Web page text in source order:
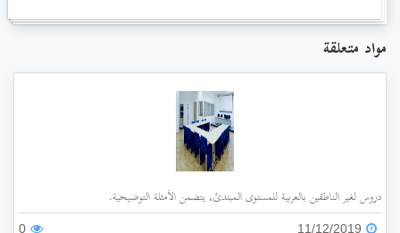
مواد متعلقة
دروس لغير الناطقين بالعربية للمستوى المبتدئ، يتضمن الأمثلة التوضيحية.
11/12/2019
0